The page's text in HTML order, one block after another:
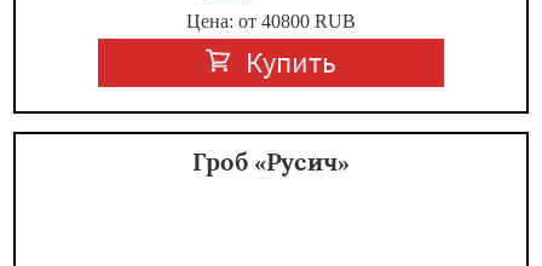
Цена: от 40800 RUB
Купить
Гроб «Русич»